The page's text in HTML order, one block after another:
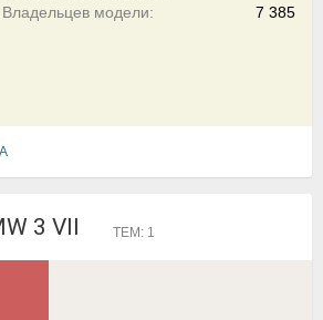
7 385
Владельцев модели:
3 VII ТЕМ: 1